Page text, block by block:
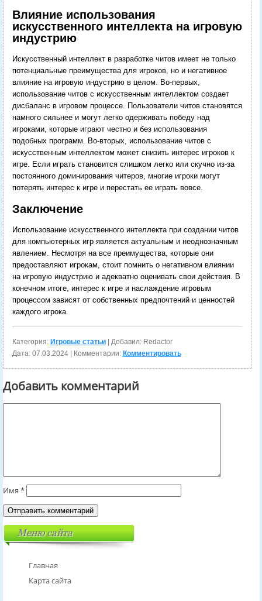
Влияние использования
искусственного интеллекта на игровую
индустрию
Искусственный интеллект в разработке читов имеет не только
потенциальные преимущества для игроков, но и негативное
влияние на игровую индустрию в целом. Во-первых,
использование читов с искусственным интеллектом создает
дисбаланс в игровом процессе. Пользователи читов становятся
намного сильнее и могут легко одерживать победу над
игроками, которые играют честно и без использования
подобных программ. Во-вторых, использование читов с
искусственным интеллектом может снизить интерес игроков к
игре. Если играть становится слишком легко или скучно из-за
постоянного доминирования читеров, многие игроки могут
потерять интерес к игре и перестать ее играть вовсе.
Заключение
Использование искусственного интеллекта при создании читов
для компьютерных игр является актуальным и неоднозначным
явлением. Несмотря на все преимущества, которые они
предоставляют игрокам, стоит помнить о негативном влиянии
на игровую индустрию и адекватно оценивать свои действия. В
конечном итоге, интерес к игре и наслаждение игровым
процессом зависят от собственных предпочтений и ценностей
каждого игрока.
Категория: Игровые статьи| Добавил: Redactor
Дата: 07.03.2024| Комментарии: Комментировать
Добавить комментарий
Имя *
Меню сайта
Главная
Карта сайта